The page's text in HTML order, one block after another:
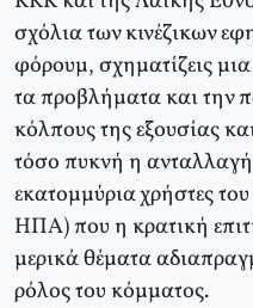
σχόλια των κινέζικων
φόρουμ, σχηματίζεις
τα προβλήματα και την
κόλπους της εξουσίας
τόσο πυκνή η
εκατομμύρια χρήστες
ΗΠΑ) που η κρατική
μερικά θέματα
ρόλος του κόμματος.